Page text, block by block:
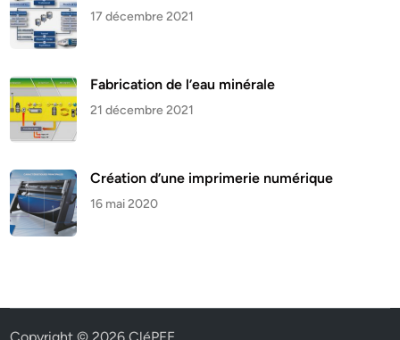
17 décembre 2021
Fabrication de l’eau minérale
21 décembre 2021
Création d’une imprimerie numérique
16 mai 2020